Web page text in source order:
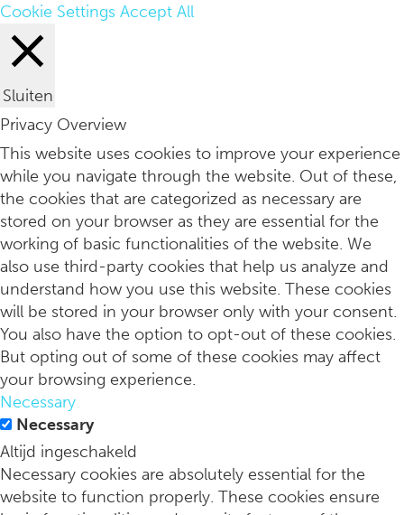
De Half Moon Lounge is knus en serveert deze maand
Dit zijn dé culinaire cadeaus 2024 voor smaakgenoten
Cookie Settings Accept All
Sluiten
Privacy Overview
This website uses cookies to improve your experience
while you navigate through the website. Out of these,
the cookies that are categorized as necessary are
stored on your browser as they are essential for the
working of basic functionalities of the website. We
also use third-party cookies that help us analyze and
understand how you use this website. These cookies
will be stored in your browser only with your consent.
You also have the option to opt-out of these cookies.
But opting out of some of these cookies may affect
your browsing experience.
Necessary
Necessary
Altijd ingeschakeld
Necessary cookies are absolutely essential for the
website to function properly. These cookies ensure